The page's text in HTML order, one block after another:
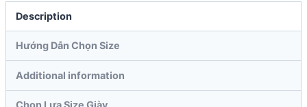
Description
Hướng Dẫn Chọn Size
Additional information
Chọn Lựa Size Giày